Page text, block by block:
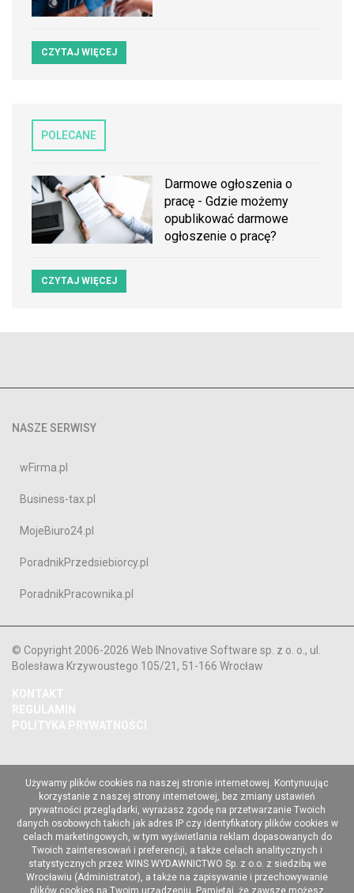
CZYTAJ WIĘCEJ
POLECANE
Darmowe ogłoszenia o
pracę - Gdzie możemy
opublikować darmowe
ogłoszenie o pracę?
CZYTAJ WIĘCEJ
NASZE SERWISY
wFirma.pl
Business-tax.pl
MojeBiuro24.pl
PoradnikPrzedsiebiorcy.pl
PoradnikPracownika.pl
© Copyright 2006-2026 Web INnovative Software sp. z o. o., ul.
Bolesława Krzywoustego 105/21, 51-166 Wrocław
KONTAKT
REGULAMIN
POLITYKA PRYWATNOŚCI
Używamy plików cookies na naszej stronie internetowej. Kontynuując
korzystanie z naszej strony internetowej, bez zmiany ustawień
prywatności przeglądarki, wyrażasz zgodę na przetwarzanie Twoich
danych osobowych takich jak adres IP czy identyfikatory plików cookies w
celach marketingowych, w tym wyświetlania reklam dopasowanych do
Twoich zainteresowań i preferencji, a także celach analitycznych i
statystycznych przez WINS WYDAWNICTWO Sp. z o.o. z siedzibą we
Wrocławiu (Administrator), a także na zapisywanie i przechowywanie
plików cookies na Twoim urządzeniu. Pamiętaj, że zawsze możesz